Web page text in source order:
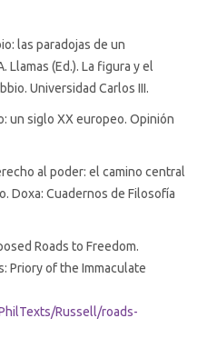
las paradojas de un
Llamas (Ed.). La figura y el
Universidad Carlos III.
un siglo XX europeo. Opinión
al poder: el camino central
Doxa: Cuadernos de Filosofía
Roads to Freedom.
Priory of the Immaculate
Russell/roads-